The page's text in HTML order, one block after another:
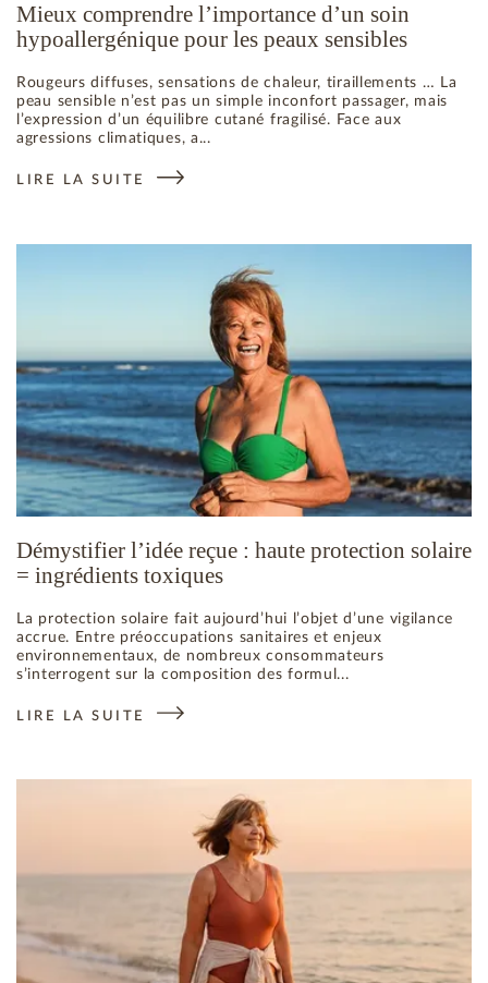
Mieux comprendre l’importance d’un soin
hypoallergénique pour les peaux sensibles
Rougeurs diffuses, sensations de chaleur, tiraillements … La
peau sensible n’est pas un simple inconfort passager, mais
l’expression d’un équilibre cutané fragilisé. Face aux
agressions climatiques, a...
LIRE LA SUITE
Démystifier l’idée reçue : haute protection solaire
= ingrédients toxiques
La protection solaire fait aujourd’hui l’objet d’une vigilance
accrue. Entre préoccupations sanitaires et enjeux
environnementaux, de nombreux consommateurs
s’interrogent sur la composition des formul...
LIRE LA SUITE